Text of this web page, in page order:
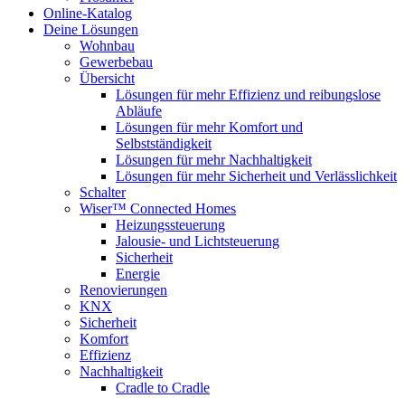
Online-Katalog
Deine Lösungen
Wohnbau
Gewerbebau
Übersicht
Lösungen für mehr Effizienz und reibungslose
Abläufe
Lösungen für mehr Komfort und
Selbstständigkeit
Lösungen für mehr Nachhaltigkeit
Lösungen für mehr Sicherheit und Verlässlichkeit
Schalter
Wiser™ Connected Homes
Heizungssteuerung
Jalousie- und Lichtsteuerung
Sicherheit
Energie
Renovierungen
KNX
Sicherheit
Komfort
Effizienz
Nachhaltigkeit
Cradle to Cradle